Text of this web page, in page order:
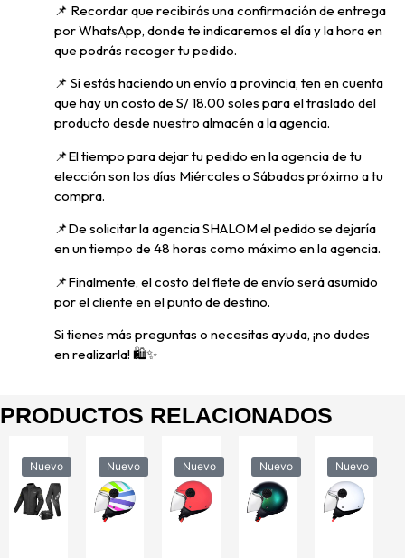
📌 Recordar que recibirás una confirmación de entrega
por WhatsApp, donde te indicaremos el día y la hora en
que podrás recoger tu pedido.
📌 Si estás haciendo un envío a provincia, ten en cuenta
que hay un costo de S/ 18.00 soles para el traslado del
producto desde nuestro almacén a la agencia.
📌El tiempo para dejar tu pedido en la agencia de tu
elección son los días Miércoles o Sábados próximo a tu
compra.
📌De solicitar la agencia SHALOM el pedido se dejaría
en un tiempo de 48 horas como máximo en la agencia.
📌Finalmente, el costo del flete de envío será asumido
por el cliente en el punto de destino.
Si tienes más preguntas o necesitas ayuda, ¡no dudes
en realizarla! 🛍️✨
PRODUCTOS RELACIONADOS
Nuevo Nuevo Nuevo Nuevo Nuevo